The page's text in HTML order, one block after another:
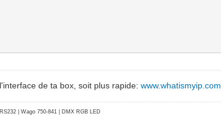
de ta box, soit plus rapide:www.whatismyip.com
| Wago 750-841 | DMX RGB LED